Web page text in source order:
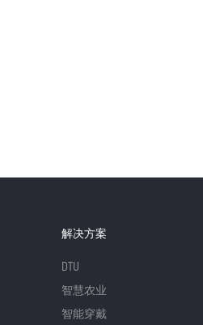
解决方案
DTU
智慧农业
智能穿戴